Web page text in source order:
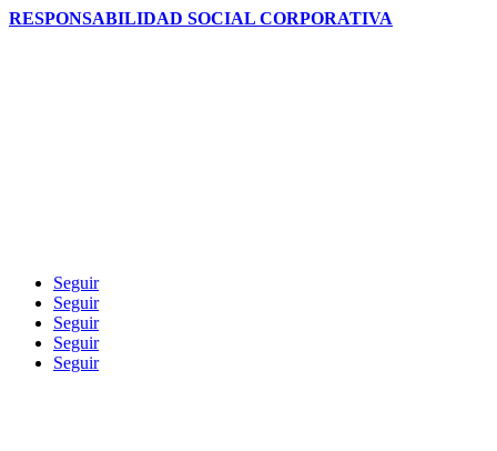
RESPONSABILIDAD SOCIAL CORPORATIVA
Seguir
Seguir
Seguir
Seguir
Seguir